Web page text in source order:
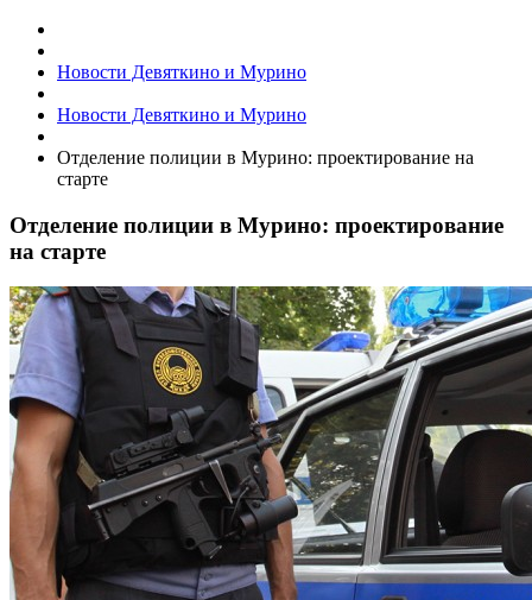
Новости Девяткино и Мурино
Новости Девяткино и Мурино
​Отделение полиции в Мурино: проектирование на
старте
​Отделение полиции в Мурино: проектирование
на старте